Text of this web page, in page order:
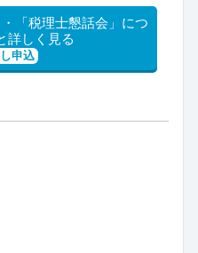
「税理士懇話会」につ
詳しく見る
申込